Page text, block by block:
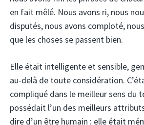
en fait mêlé. Nous avons ri, nous
disputés, nous avons comploté,
que les choses se passent bien.
Elle était intelligente et sensible,
au-delà de toute considération.
compliqué dans le meilleur sens du
possédait l’un des meilleurs
dire d’un être humain : elle était